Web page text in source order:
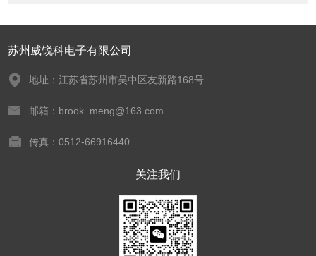
苏州威锐科电子有限公司
地址：江苏省苏州市吴中区友新路168号
邮箱：brook_meng@163.com
传真：0512-66916440
关注我们